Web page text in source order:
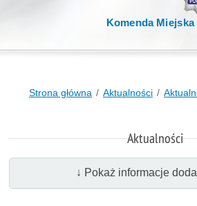
Komenda
Strona główna Aktualności
Aktualności
↓ Pokaż informacje